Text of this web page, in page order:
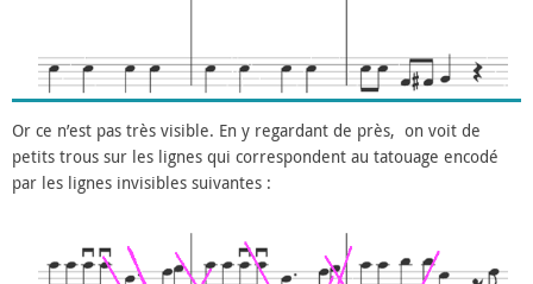
Or ce n’est pas très visible. En y regardant de près, on voit de
petits trous sur les lignes qui correspondent au tatouage encodé
par les lignes invisibles suivantes :